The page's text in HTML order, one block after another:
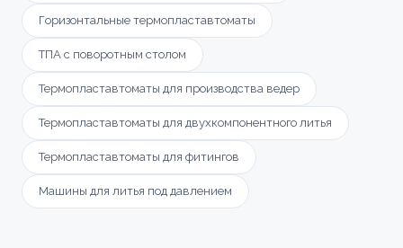
Горизонтальные термопластавтоматы
ТПА с поворотным столом
Термопластавтоматы для производства ведер
Термопластавтоматы для двухкомпонентного литья
Термопластавтоматы для фитингов
Машины для литья под давлением